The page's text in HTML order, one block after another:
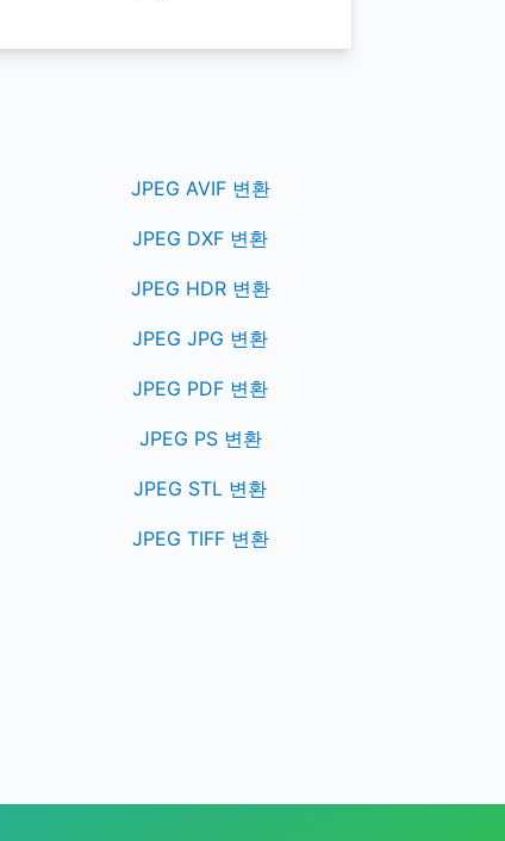
JPEG AVIF 변환
JPEG DXF 변환
JPEG HDR 변환
JPEG JPG 변환
JPEG PDF 변환
JPEG PS 변환
JPEG STL 변환
JPEG TIFF 변환